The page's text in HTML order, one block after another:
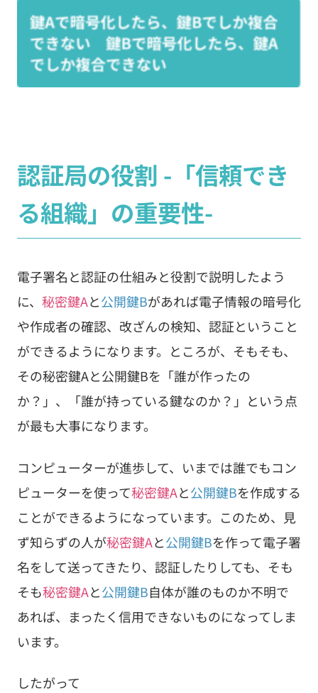
認証局の役割 -「信頼でき
る組織」の重要性-
電子署名と認証の仕組みと役割で説明したよう
に、 秘密鍵Aと公開鍵Bがあれば電子情報の暗号化
や作成者の確認、改ざんの検知、認証ということ
ができるようになります。ところが、そもそも、
その秘密鍵Aと公開鍵Bを「誰が作ったの
か？」、「誰が持っている鍵なのか？」という点
が最も大事になります。
コンピューターが進歩して、いまでは誰でもコン
ピューターを使って秘密鍵Aと公開鍵Bを作成する
ことができるようになっています。このため、見
ず知らずの人が秘密鍵Aと公開鍵Bを作って電子署
名をして送ってきたり、認証したりしても、そも
そも秘密鍵Aと公開鍵B自体が誰のものか不明で
あれば、まったく信用できないものになってしま
います。
したがって